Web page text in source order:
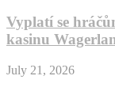
Vyplatí se
kasinu
July 21, 2026